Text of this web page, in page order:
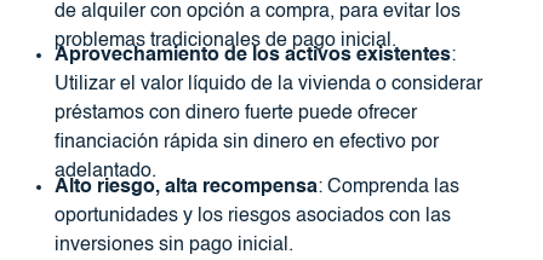
de alquiler con opción a compra, para evitar los
problemas tradicionales de pago inicial.
Aprovechamiento de los activos existentes:
Utilizar el valor líquido de la vivienda o considerar
préstamos con dinero fuerte puede ofrecer
financiación rápida sin dinero en efectivo por
adelantado.
Alto riesgo, alta recompensa: Comprenda las
oportunidades y los riesgos asociados con las
inversiones sin pago inicial.